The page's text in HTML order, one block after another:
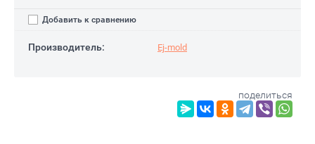
Добавить к сравнению
Производитель: Ej-mold
поделиться